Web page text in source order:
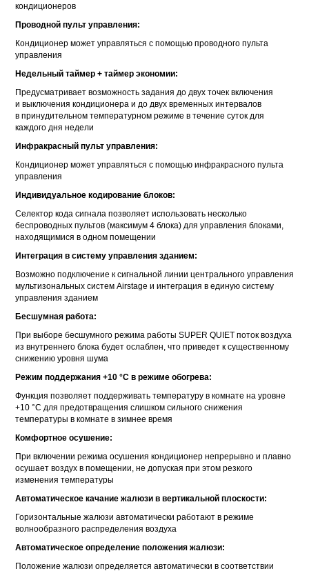
кондиционеров
Проводной пульт управления:
Кондиционер может управляться с помощью проводного пульта
управления
Недельный таймер + таймер экономии:
Предусматривает возможность задания до двух точек включения
и выключения кондиционера и до двух временных интервалов
в принудительном температурном режиме в течение суток для
каждого дня недели
Инфракрасный пульт управления:
Кондиционер может управляться с помощью инфракрасного пульта
управления
Индивидуальное кодирование блоков:
Селектор кода сигнала позволяет использовать несколько
беспроводных пультов (максимум 4 блока) для управления блоками,
находящимися в одном помещении
Интеграция в систему управления зданием:
Возможно подключение к сигнальной линии центрального управления
мультизональных систем Airstage и интеграция в единую систему
управления зданием
Бесшумная работа:
При выборе бесшумного режима работы SUPER QUIET поток воздуха
из внутреннего блока будет ослаблен, что приведет к существенному
снижению уровня шума
Режим поддержания +10 °С в режиме обогрева:
Функция позволяет поддерживать температуру в комнате на уровне
+10 °C для предотвращения слишком сильного снижения
температуры в комнате в зимнее время
Комфортное осушение:
При включении режима осушения кондиционер непрерывно и плавно
осушает воздух в помещении, не допуская при этом резкого
изменения температуры
Автоматическое качание жалюзи в вертикальной плоскости:
Горизонтальные жалюзи автоматически работают в режиме
волнообразного распределения воздуха
Автоматическое определение положения жалюзи:
Положение жалюзи определяется автоматически в соответствии